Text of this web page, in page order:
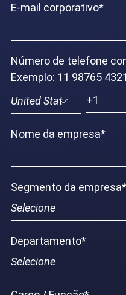
E-mail corporativo*
Número de telefone
Exemplo: 11 98765 4321
Nome da empresa*
Segmento da empresa*
Departamento*